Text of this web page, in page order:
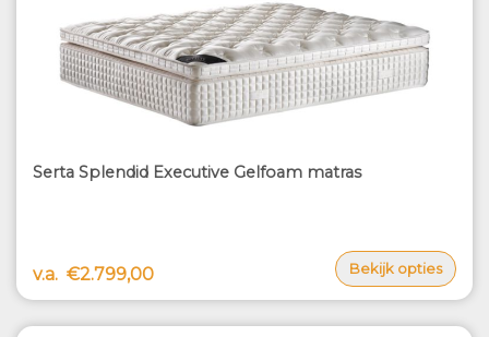
Serta Splendid Executive Gelfoam matras
v.a. €2.799,00 Bekijk opties